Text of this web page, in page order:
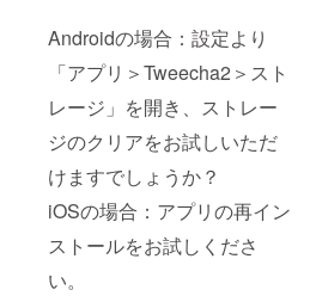
Androidの場合：設定より
「アプリ＞Tweecha2＞スト
レージ」を開き、ストレー
ジのクリアをお試しいただ
けますでしょうか？
iOSの場合：アプリの再イン
ストールをお試しくださ
い。